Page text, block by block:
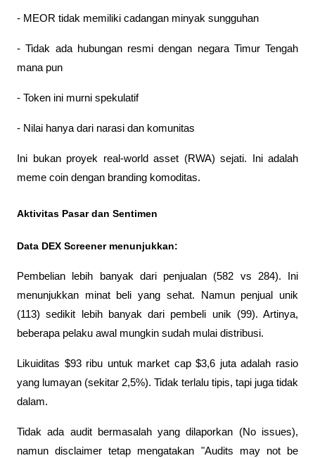
- MEOR tidak memiliki cadangan minyak sungguhan
- Tidak ada hubungan resmi dengan negara Timur Tengah
mana pun
- Token ini murni spekulatif
- Nilai hanya dari narasi dan komunitas
Ini bukan proyek real-world asset (RWA) sejati. Ini adalah
meme coin dengan branding komoditas.
Aktivitas Pasar dan Sentimen
Data DEX Screener menunjukkan:
Pembelian lebih banyak dari penjualan (582 vs 284). Ini
menunjukkan minat beli yang sehat. Namun penjual unik
(113) sedikit lebih banyak dari pembeli unik (99). Artinya,
beberapa pelaku awal mungkin sudah mulai distribusi.
Likuiditas $93 ribu untuk market cap $3,6 juta adalah rasio
yang lumayan (sekitar 2,5%). Tidak terlalu tipis, tapi juga tidak
dalam.
Tidak ada audit bermasalah yang dilaporkan (No issues),
namun disclaimer tetap mengatakan "Audits may not be